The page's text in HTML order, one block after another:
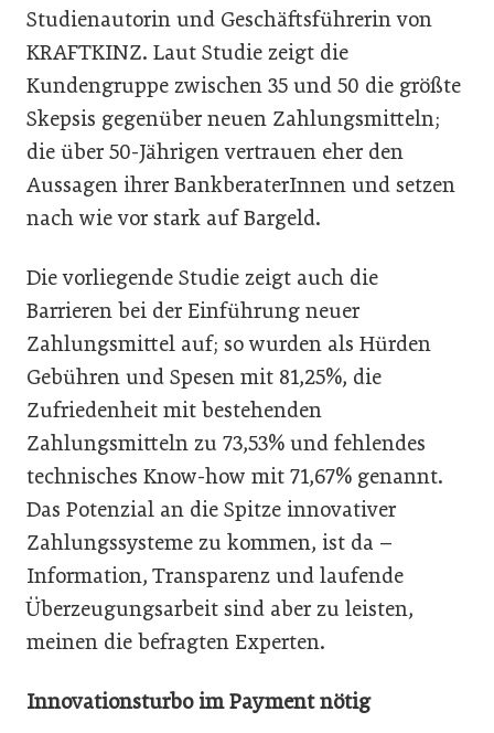
Studienautorin und Geschäftsführerin von
KRAFTKINZ. Laut Studie zeigt die
Kundengruppe zwischen 35 und 50 die größte
Skepsis gegenüber neuen Zahlungsmitteln;
die über 50-Jährigen vertrauen eher den
Aussagen ihrer BankberaterInnen und setzen
nach wie vor stark auf Bargeld.
Die vorliegende Studie zeigt auch die
Barrieren bei der Einführung neuer
Zahlungsmittel auf; so wurden als Hürden
Gebühren und Spesen mit 81,25%, die
Zufriedenheit mit bestehenden
Zahlungsmitteln zu 73,53% und fehlendes
technisches Know-how mit 71,67% genannt.
Das Potenzial an die Spitze innovativer
Zahlungssysteme zu kommen, ist da –
Information, Transparenz und laufende
Überzeugungsarbeit sind aber zu leisten,
meinen die befragten Experten.
Innovationsturbo im Payment nötig